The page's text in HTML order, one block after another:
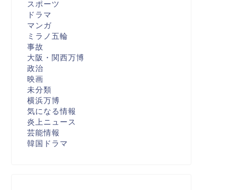
スポーツ
ドラマ
マンガ
ミラノ五輪
事故
大阪・関西万博
政治
映画
未分類
横浜万博
気になる情報
炎上ニュース
芸能情報
韓国ドラマ